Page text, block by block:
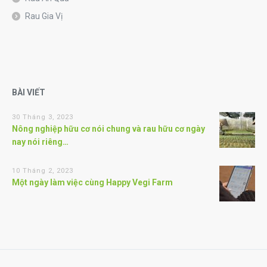
Rau Gia Vị
BÀI VIẾT
30 Tháng 3, 2023
Nông nghiệp hữu cơ nói chung và rau hữu cơ ngày
nay nói riêng…
10 Tháng 2, 2023
Một ngày làm việc cùng Happy Vegi Farm